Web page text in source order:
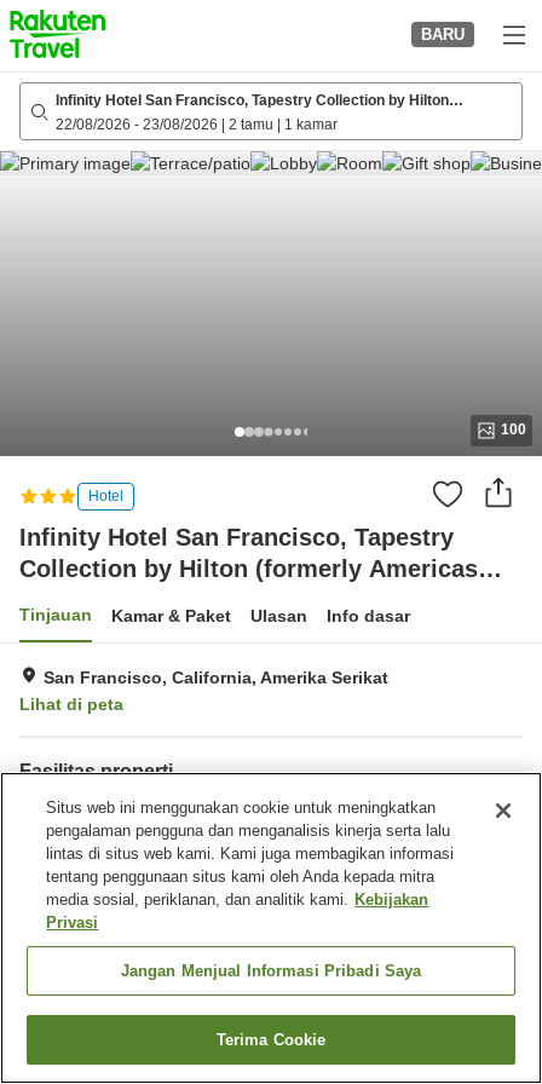
to
top
page
BARU
Infinity Hotel San Francisco, Tapestry Collection by Hilton
(formerly Americas Best Value Inn Sts..)
22/08/2026 - 23/08/2026 2 tamu 1 kamar
100
Hotel
Infinity Hotel San Francisco, Tapestry
Collection by Hilton (formerly Americas
Tinjauan Kamar & Paket Ulasan Info dasar
San Francisco, California, Amerika Serikat
Lihat di peta
Fasilitas properti
Wi-Fi Gym / Klub kebugaran
Beranda Amerika Serikat California
San Francisco
San Francisco
Infinity Hotel San Francisco, Tapestry Collection by Hilton (formerly
Americas Best Value Inn Sts..)
Cari kamar
Situs web ini menggunakan cookie untuk meningkatkan
pengalaman pengguna dan menganalisis kinerja serta lalu
lintas di situs web kami. Kami juga membagikan informasi
tentang penggunaan situs kami oleh Anda kepada mitra
media sosial, periklanan, dan analitik kami. Kebijakan
Privasi
Jangan Menjual Informasi Pribadi Saya
Terima Cookie